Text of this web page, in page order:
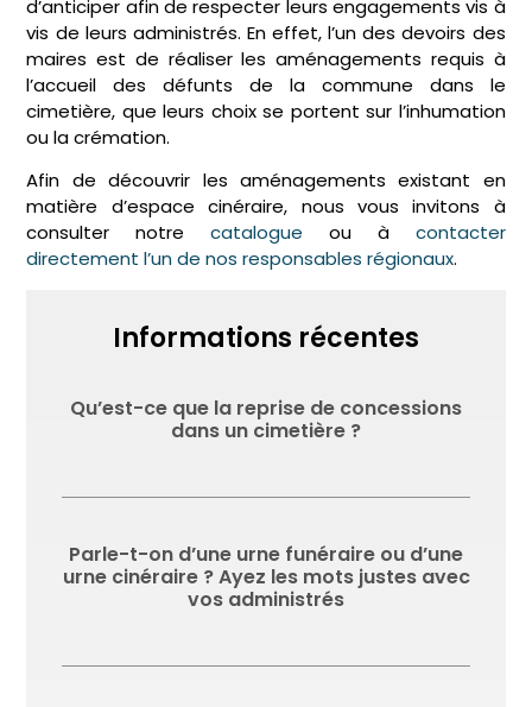
d’anticiper afin de respecter leurs engagements vis à
vis de leurs administrés. En effet, l’un des devoirs des
maires est de réaliser les aménagements requis à
l’accueil des défunts de la commune dans le
cimetière, que leurs choix se portent sur l’inhumation
ou la crémation.
Afin de découvrir les aménagements existant en
matière d’espace cinéraire, nous vous invitons à
consulter notrecatalogue ou à contacter
directement l’un de nos responsables régionaux.
Informations récentes
Qu’est-ce que la reprise de concessions
dans un cimetière ?
Parle-t-on d’une urne funéraire ou d’une
urne cinéraire ? Ayez les mots justes avec
vos administrés